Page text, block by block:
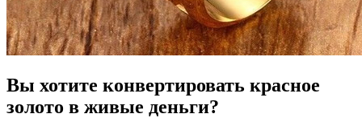
Вы хотите конвертировать красное
золото в живые деньги?